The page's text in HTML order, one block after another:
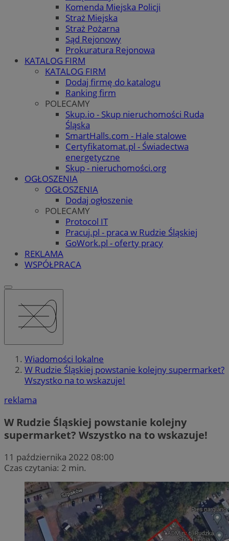
Komenda Miejska Policji
Straż Miejska
Straż Pożarna
Sąd Rejonowy
Prokuratura Rejonowa
KATALOG FIRM
KATALOG FIRM
Dodaj firmę do katalogu
Ranking firm
POLECAMY
Skup.io - Skup nieruchomości Ruda
Śląska
SmartHalls.com - Hale stalowe
Certyfikatomat.pl - Świadectwa
energetyczne
Skup - nieruchomości.org
OGŁOSZENIA
OGŁOSZENIA
Dodaj ogłoszenie
POLECAMY
Protocol IT
Pracuj.pl - praca w Rudzie Śląskiej
GoWork.pl - oferty pracy
REKLAMA
WSPÓŁPRACA
Wiadomości lokalne
W Rudzie Śląskiej powstanie kolejny supermarket?
Wszystko na to wskazuje!
reklama
W Rudzie Śląskiej powstanie kolejny
supermarket? Wszystko na to wskazuje!
11 października 2022 08:00
Czas czytania: 2 min.